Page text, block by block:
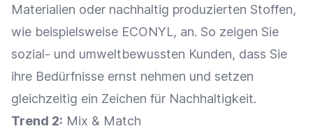
Materialien oder nachhaltig produzierten Stoffen,
wie beispielsweise ECONYL, an. So zeigen Sie
sozial- und umweltbewussten Kunden, dass Sie
ihre Bedürfnisse ernst nehmen und setzen
gleichzeitig ein Zeichen für Nachhaltigkeit.
Trend 2: Mix & Match